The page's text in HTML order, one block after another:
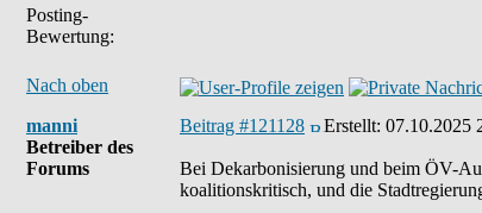
Posting-
Bewertung:
Nach oben
manni
Betreiber des
Forums
Beitrag #121128 Erstellt: 07.10.2025
Bei Dekarbonisierung und beim ÖV-
koalitionskritisch, und die